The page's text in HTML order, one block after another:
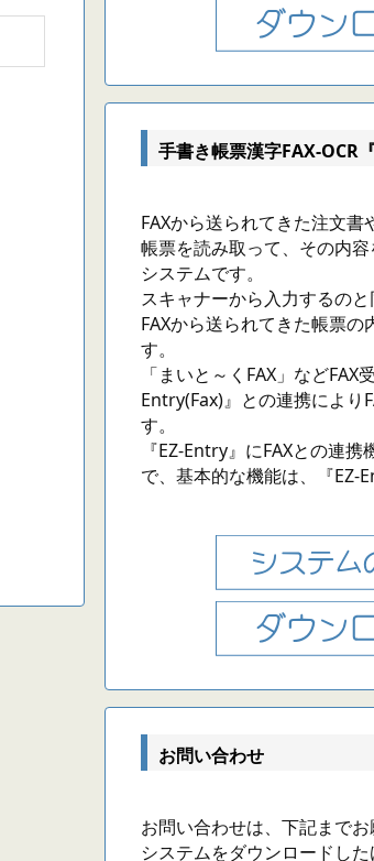
手書き帳票漢字FAX-OCR
FAXから送られてきた注文書
帳票を読み取って、その内
システムです。
スキャナーから入力するの
FAXから送られてきた帳票の
す。
「まいと～くFAX」などFAX
Entry(Fax)』との連携により
す。
『EZ-Entry』にFAXとの連
で、基本的な機能は、『EZ-
お問い合わせ
お問い合わせは、下記までお
システムをダウンロードし